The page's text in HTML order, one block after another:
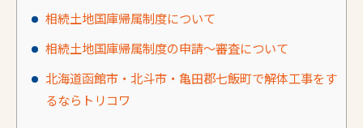
相続土地国庫帰属制度について
相続土地国庫帰属制度の申請～審査について
北海道函館市・北斗市・亀田郡七飯町で解体工事をす
るならトリコワ